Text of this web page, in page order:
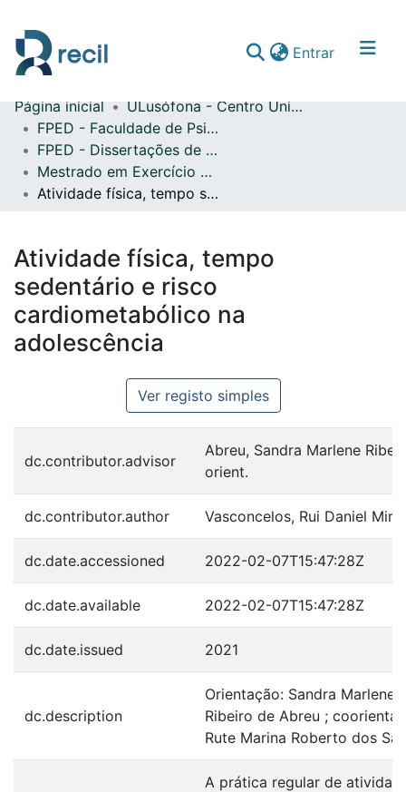
Entrar(current)
Comunidades & Coleções
Percorrer repositório
Estatísticas
Página inicial
ULusófona - Centro Universitário do Porto
FPED - Faculdade de Psicologia, Educação e Desporto
FPED - Dissertações de Mestrado
Mestrado em Exercício e Saúde
Atividade física, tempo sedentário e risco cardiometabólico na adolescência
Atividade física, tempo
sedentário e risco
cardiometabólico na
adolescência
Ver registo simples
dc.contributor.advisor
Abreu, Sandra Marlene
orient.
dc.contributor.author Vasconcelos, Rui Daniel
dc.date.accessioned 2022-02-07T15:47:28Z
dc.date.available 2022-02-07T15:47:28Z
dc.date.issued 2021
dc.description
Orientação: Sandra Marlene
Ribeiro de Abreu ;
Rute Marina Roberto dos
A prática regular de